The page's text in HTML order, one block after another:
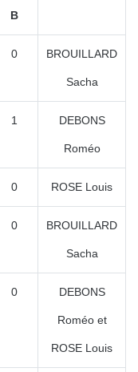
B
0 BROUILLARD
Sacha
1 DEBONS
Roméo
0 ROSE Louis
0 BROUILLARD
Sacha
0 DEBONS
Roméo et
ROSE Louis